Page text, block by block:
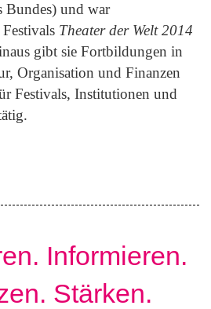
Bundes) und war
Theater der Welt 2014
gibt sie Fortbildungen in
Organisation und Finanzen
Festivals, Institutionen und
Informieren.
Stärken.